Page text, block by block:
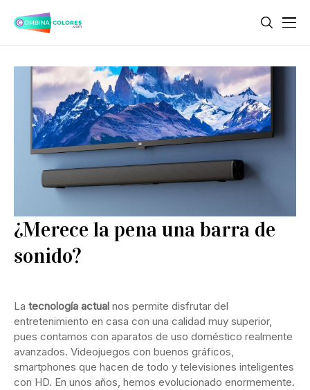
¿Merece la pena una barra de
sonido?
La tecnología actual nos permite disfrutar del
entretenimiento en casa con una calidad muy superior,
pues contamos con aparatos de uso doméstico realmente
avanzados. Videojuegos con buenos gráficos,
smartphones que hacen de todo y televisiones inteligentes
con HD. En unos años, hemos evolucionado enormemente.